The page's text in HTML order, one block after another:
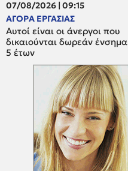
07/08/2026 | 09:15
ΑΓΟΡΑ ΕΡΓΑΣΙΑΣ
Αυτοί είναι οι άνεργοι που
δικαιούνται δωρεάν ένσημα
5 έτων